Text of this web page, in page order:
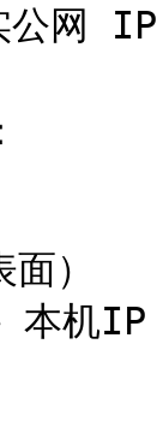
公网 IP
）
本机IP